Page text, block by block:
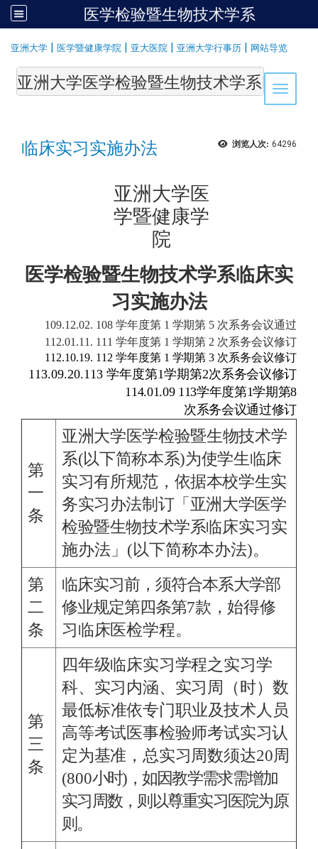
医学检验暨生物技术学系
亚洲大学 | 医学暨健康学院 | 亚大医院 | 亚洲大学行事历 | 网站导览
Toggle
亚洲大学医学检验暨生物技术学系
浏览人次: 64296
临床实习实施办法
亚洲大学医
学暨健康学
院
医学检验暨生物技术学系临床实
习实施办法
109.12.02. 108学年度第 1 学期第 5 次系务会议通过
112.01.11. 111学年度第 1 学期第 2 次系务会议修订
112.10.19. 112学年度第 1 学期第 3 次系务会议修订
113.09.20.113学年度第1学期第2次系务会议修订
114.01.09 113学年度第1学期第8
次系务会议通过修订
第
一
条
亚洲大学医学检验暨生物技术学
系(以下简称本系)为使学生临床
实习有所规范，依据本校学生实
务实习办法制订「亚洲大学医学
检验暨生物技术学系临床实习实
施办法」(以下简称本办法)。
第
二
条
临床实习前，须符合本系大学部
修业规定第四条第7款，始得修
习临床医检学程。
第
三
条
四年级临床实习学程之实习学
科、实习内涵、实习周
（时）数
最低标准依专门职业及技术人员
高等考试医事检验师考试实习认
定为基准，总实习周数须达20周
(800小时)，如因教学需求需增加
实习周数，则以尊重实习医院为原
则。